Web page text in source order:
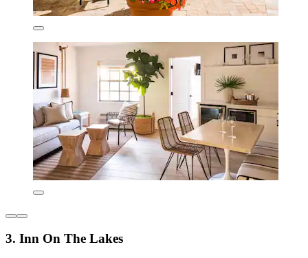
3. Inn On The Lakes